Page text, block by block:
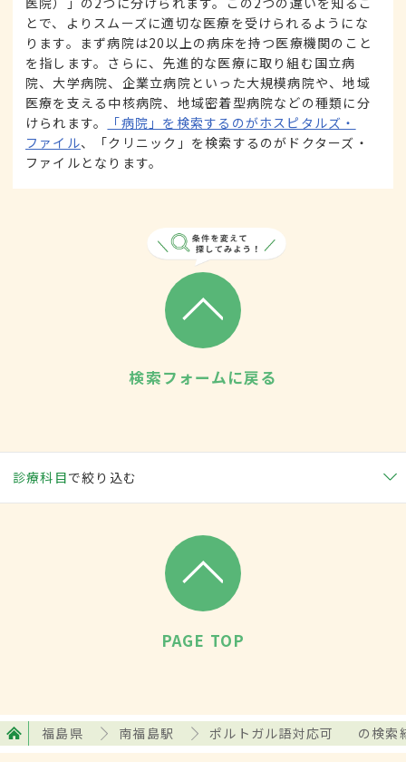
とで、よりスムーズに適切な医療を受けられるようにな
ります。まず病院は20以上の病床を持つ医療機関のこと
を指します。さらに、先進的な医療に取り組む国立病
院、大学病院、企業立病院といった大規模病院や、地域
医療を支える中核病院、地域密着型病院などの種類に分
けられます。
「病院」を検索するのがホスピタルズ・
ファイル、「クリニック」を検索するのがドクターズ・
ファイルとなります。
検索フォームに戻る
診療科目で絞り込む
PAGE TOP
福島県 南福島駅 ポルトガル語対応可 の検索